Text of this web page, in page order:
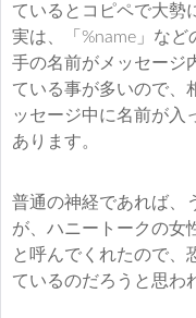
ているとコピペで大勢
実は、「%name」な
手の名前がメッセージ
ている事が多いので、
ッセージ中に名前が入
あります。
普通の神経であれば、
が、ハニートークの女
と呼んでくれたので、
ているのだろうと思わ